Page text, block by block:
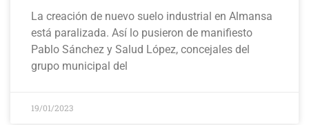
La creación de nuevo suelo industrial en Almansa
está paralizada. Así lo pusieron de manifiesto
Pablo Sánchez y Salud López, concejales del
grupo municipal del
19/01/2023